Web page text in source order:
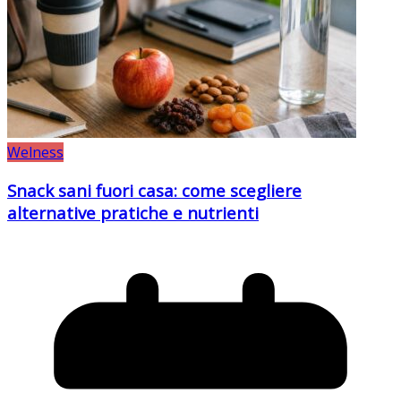
Welness
Snack sani fuori casa: come scegliere
alternative pratiche e nutrienti